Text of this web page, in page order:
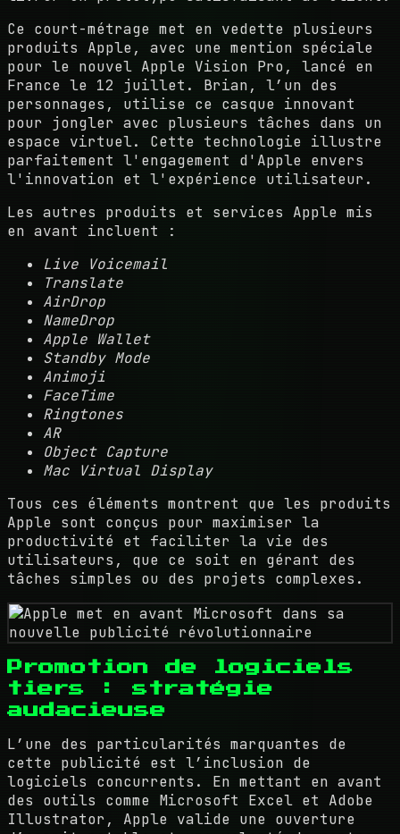
Ce court-métrage met en vedette plusieurs
produits Apple, avec une mention spéciale
pour le nouvel Apple Vision Pro, lancé en
France le 12 juillet. Brian, l’un des
personnages, utilise ce casque innovant
pour jongler avec plusieurs tâches dans un
espace virtuel. Cette technologie illustre
parfaitement l'engagement d'Apple envers
l'innovation et l'expérience utilisateur.
Les autres produits et services Apple mis
en avant incluent :
Live Voicemail
Translate
AirDrop
NameDrop
Apple Wallet
Standby Mode
Animoji
FaceTime
Ringtones
AR
Object Capture
Mac Virtual Display
Tous ces éléments montrent que les produits
Apple sont conçus pour maximiser la
productivité et faciliter la vie des
utilisateurs, que ce soit en gérant des
tâches simples ou des projets complexes.
Promotion de logiciels
tiers : stratégie
audacieuse
L’une des particularités marquantes de
cette publicité est l’inclusion de
logiciels concurrents. En mettant en avant
des outils comme Microsoft Excel et Adobe
Illustrator , Apple valide une ouverture